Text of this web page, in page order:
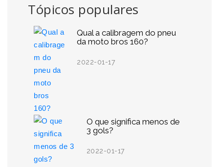
Tópicos populares
Qual a calibragem do pneu
da moto bros 160?
2022-01-17
O que significa menos de
3 gols?
2022-01-17